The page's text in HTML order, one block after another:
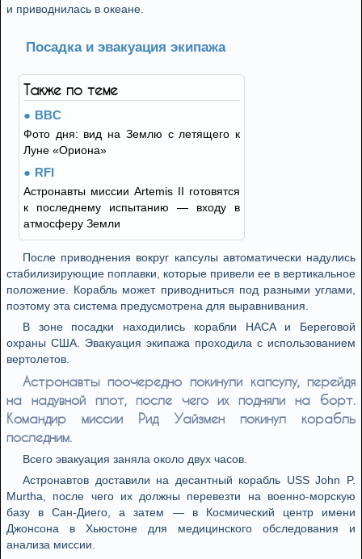
и приводнилась в океане.
Посадка и эвакуация экипажа
Также по теме
BBC
Фото дня: вид на Землю с летящего к
Луне «Ориона»
RFI
Астронавты миссии Artemis II готовятся
к последнему испытанию — входу в
атмосферу Земли
После приводнения вокруг капсулы автоматически надулись
стабилизирующие поплавки, которые привели ее в вертикальное
положение. Корабль может приводниться под разными углами,
поэтому эта система предусмотрена для выравнивания.
В зоне посадки находились корабли НАСА и Береговой
охраны США. Эвакуация экипажа проходила с использованием
вертолетов.
Астронавты поочередно покинули капсулу, перейдя
на надувной плот, после чего их подняли на борт.
Командир миссии Рид Уайзмен покинул корабль
последним.
Всего эвакуация заняла около двух часов.
Астронавтов доставили на десантный корабль USS John P.
Murtha, после чего их должны перевезти на военно-морскую
базу в Сан-Диего, а затем — в Космический центр имени
Джонсона в Хьюстоне для медицинского обследования и
анализа миссии.